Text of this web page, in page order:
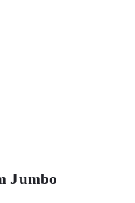
Jumbo